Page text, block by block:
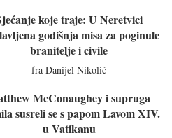
koje traje: U Neretvici
godišnja misa za poginule
branitelje i civile
fra Danijel Nikolić
McConaughey i supruga
susreli se s papom Lavom XIV.
u Vatikanu